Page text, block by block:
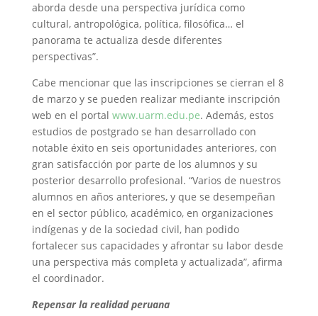
aborda desde una perspectiva jurídica como
cultural, antropológica, política, filosófica… el
panorama te actualiza desde diferentes
perspectivas”.
Cabe mencionar que las inscripciones se cierran el 8
de marzo y se pueden realizar mediante inscripción
web en el portal www.uarm.edu.pe. Además, estos
estudios de postgrado se han desarrollado con
notable éxito en seis oportunidades anteriores, con
gran satisfacción por parte de los alumnos y su
posterior desarrollo profesional. “Varios de nuestros
alumnos en años anteriores, y que se desempeñan
en el sector público, académico, en organizaciones
indígenas y de la sociedad civil, han podido
fortalecer sus capacidades y afrontar su labor desde
una perspectiva más completa y actualizada”, afirma
el coordinador.
Repensar la realidad peruana